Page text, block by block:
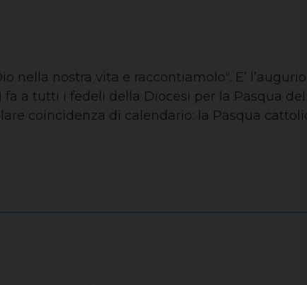
nella nostra vita e raccontiamolo“. E’
a tutti i fedeli della Diocesi per la Pasqua
coincidenza di calendario: la Pasqua